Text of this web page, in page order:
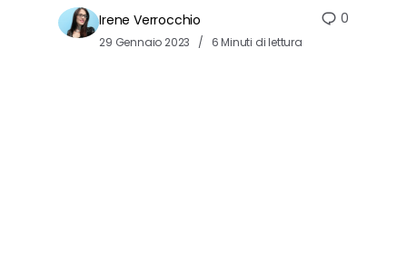
Irene Verrocchio
29 Gennaio 2023 6 Minuti di lettura
0